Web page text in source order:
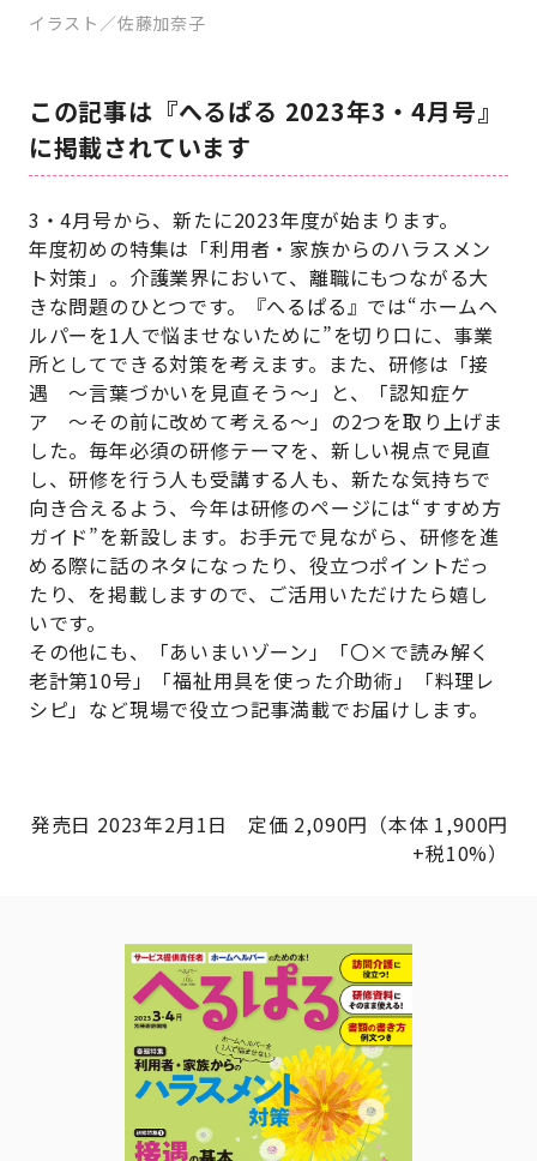
イラスト／佐藤加奈子
この記事は『へるぱる 2023年3・4月号』
に掲載されています
3・4月号から、新たに2023年度が始まります。
年度初めの特集は「利用者・家族からのハラスメン
ト対策」。介護業界において、離職にもつながる大
きな問題のひとつです。『へるぱる』では“ホームヘ
ルパーを1人で悩ませないために”を切り口に、事業
所としてできる対策を考えます。また、研修は「接
遇 ～言葉づかいを見直そう～」と、「認知症ケ
ア ～その前に改めて考える～」の2つを取り上げま
した。毎年必須の研修テーマを、新しい視点で見直
し、研修を行う人も受講する人も、新たな気持ちで
向き合えるよう、今年は研修のページには“すすめ方
ガイド”を新設します。お手元で見ながら、研修を進
める際に話のネタになったり、役立つポイントだっ
たり、を掲載しますので、ご活用いただけたら嬉し
いです。
その他にも、「あいまいゾーン」「〇×で読み解く
老計第10号」「福祉用具を使った介助術」「料理レ
シピ」など現場で役立つ記事満載でお届けします。
発売日 2023年2月1日 定価 2,090円（本体 1,900円
+税10%）